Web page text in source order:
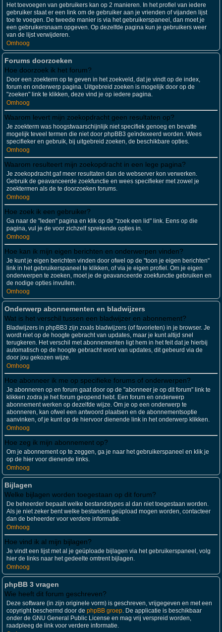
Het toevoegen van gebruikers kan op 2 manieren. In het profiel van iedere
gebruiker staat er een link om de gebruiker aan je vrienden of vijanden lijst
toe te voegen. De tweede manier is via het gebruikerspaneel, dan moet je
een gebruikersnaam opgeven. Op dezelfde pagina kun je gebruikers weer
van de lijst verwijderen.
Omhoog
Forums doorzoeken
Hoe doorzoek ik het forum?
Door een zoekterm op te geven in het zoekveld, dat je vindt op de index,
forum en onderwerp pagina. Uitgebreid zoeken is mogelijk door op de
"zoeken" link te klikken, deze vind je op iedere pagina.
Omhoog
Waarom levert mijn zoekopdracht geen resultaten op?
Je zoekterm was hoogstwaarschijnlijk niet specifiek genoeg en bevatte
mogelijk teveel termen die niet door phpBB3 geïndexeerd worden. Wees
specifieker en gebruik, bij uitgebreid zoeken, de beschikbare opties.
Omhoog
Waarom resulteert mijn zoekopdracht in een lege pagina?
Je zoekopdracht gaf meer resultaten dan de webserver kon verwerken.
Gebruik de geavanceerde zoekfunctie en wees specifieker met zowel je
zoektermen als de te doorzoeken forums.
Omhoog
Hoe zoek ik een gebruiker?
Ga naar de "leden" pagina en klik op de "zoek een lid" link. Eens op die
pagina, vul je de voor zichzelf sprekende opties in.
Omhoog
Hoe kan ik mijn eigen berichten en onderwerpen vinden?
Je kunt je eigen berichten vinden door ofwel op de "toon je eigen berichten"
link in het gebruikerspaneel te klikken, of via je eigen profiel. Om je eigen
onderwerpen te zoeken, moet je de geavanceerde zoekfunctie gebruiken en
de nodige opties invullen.
Omhoog
Onderwerp abonnementen en bladwijzers
Wat is het verschil tussen een bladwijzer en abonnement?
Bladwijzers in phpBB3 zijn zoals bladwijzers (of favorieten) in je browser. Je
wordt niet op de hoogte gebracht van updates, maar je kunt altijd snel
terugkeren. Het verschil met abonnementen ligt hem in het feit dat je hierbij
automatisch op de hoogte gebracht word van updates, dit gebeurd via de
door jou gekozen wijze.
Omhoog
Hoe abonneer ik me op specifieke forums of onderwerpen?
Je abonneren op en forum gaat door op de "abonneer je op dit forum" link te
klikken zodra je het forum geopend hebt. Een forum en onderwerp
abonnement werken op dezelfde wijze. Om je op een onderwerp te
abonneren, kan ofwel een antwoord plaatsen en de abonnementsoptie
aanvinken, of je kunt op de hiervoor dienende link in het onderwerp klikken.
Omhoog
Hoe zeg ik mijn abonnement op?
Om je abonnement op te zeggen, ga je naar het gebruikerspaneel en klik je
op de hier voor dienende links.
Omhoog
Bijlagen
Welke bijlagen worden toegestaan op dit forum?
De beheerder bepaalt welke bestandstypes al dan niet toegestaan worden.
Als je niet zeker bent welke bestanden geüpload mogen worden, contacteer
dan de beheerder voor verdere informatie.
Omhoog
Hoe vind ik al mijn bijlagen?
Je vindt een lijst met al je geüploade bijlagen via het gebruikerspaneel, volg
hier de links naar het gedeelte omtrent bijlagen.
Omhoog
phpBB 3 vragen
Wie heeft dit forum geschreven?
Deze software (in zijn originele vorm) is geschreven, vrijgegeven en met een
copyright beschermd door de phpBB groep. De applicatie is beschikbaar
onder de GNU General Public License en mag vrij verspreid worden,
raadpleeg de link voor verdere informatie.